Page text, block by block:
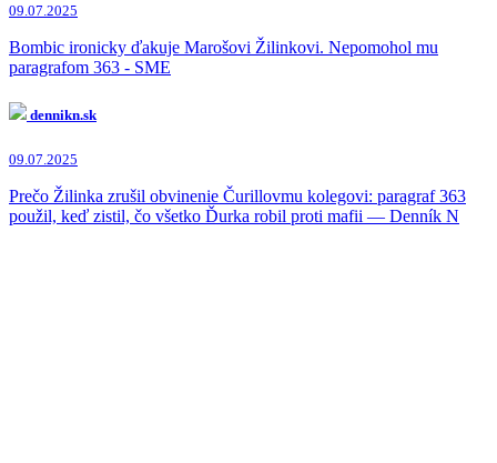
Peter Košč
Marián Kočner (1x)
Ján Káľavský(1x)
09.07.2025
Bombic ironicky ďakuje Marošovi Žilinkovi. Nepomohol mu
paragrafom 363 - SME
dennikn.sk
09.07.2025
Prečo Žilinka zrušil obvinenie Čurillovmu kolegovi: paragraf 363
použil, keď zistil, čo všetko Ďurka robil proti mafii — Denník N